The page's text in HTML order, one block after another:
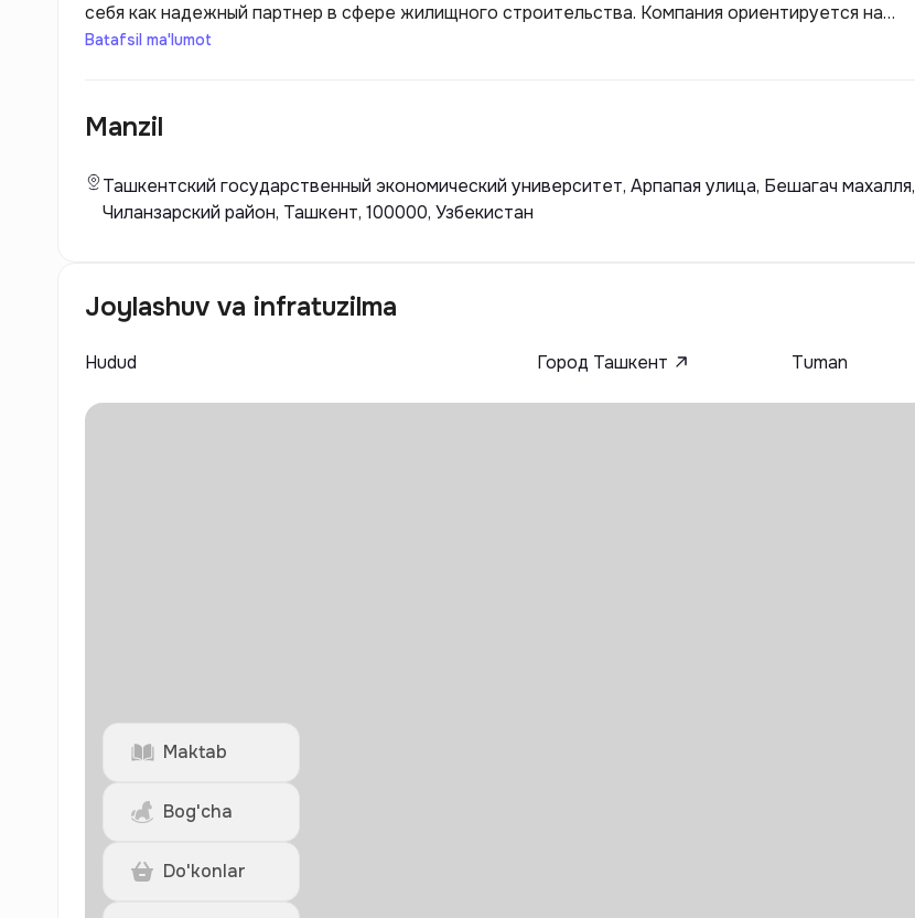
себя как надежный партнер в сфере жилищного строительства. Компания ориентируется на
создание современных и комфортных жилых проектов, и ее портфолио включает в себя как
отвечающее самым современным стандартам качества и экологии.
Batafsil ma'lumot
Manzil
Ташкентский государственный экономический университет, Арпапая ​улица, Бешагач махалля,
Чиланзарский район, Ташкент, 100000, Узбекистан
Joylashuv va infratuzilma
Hudud Город Ташкент Tuman
Maktab
Bog'cha
Do'konlar